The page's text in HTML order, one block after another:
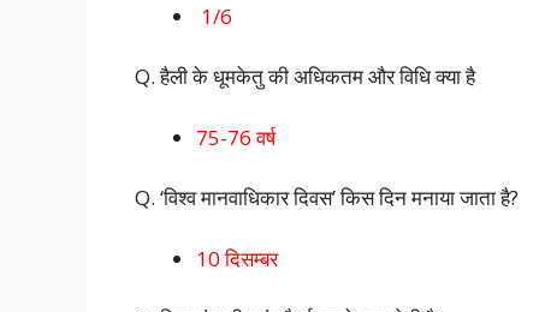
1/6
Q. हैली के धूमकेतु की अधिकतम और विधि क्या है
75-76 वर्ष
Q. ‘विश्व मानवाधिकार दिवस’ किस दिन मनाया जाता है?
10 दिसम्बर